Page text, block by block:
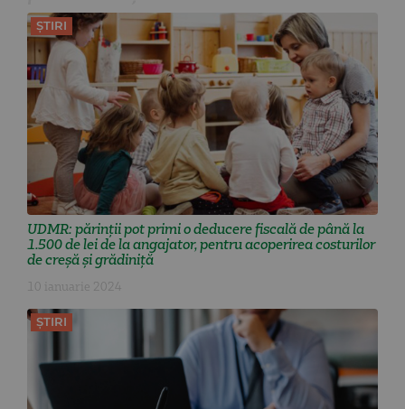
ȘTIRI
UDMR: părinții pot primi o deducere fiscală de până la
1.500 de lei de la angajator, pentru acoperirea costurilor
de creșă și grădiniță
10 ianuarie 2024
ȘTIRI